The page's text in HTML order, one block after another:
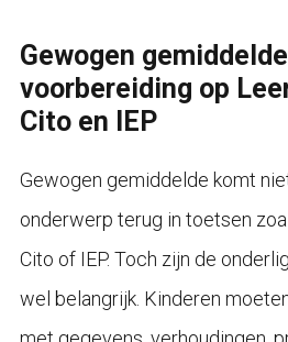
Gewogen
voorbereiding op
Cito en IEP
Gewogen gemiddelde komt
onderwerp terug in toetsen
Cito of IEP. Toch zijn de
wel belangrijk. Kinderen